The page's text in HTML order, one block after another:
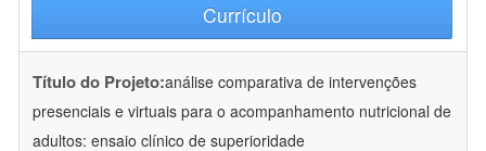
Currículo
Título do Projeto:análise comparativa de intervenções
presenciais e virtuais para o acompanhamento nutricional de
adultos: ensaio clínico de superioridade